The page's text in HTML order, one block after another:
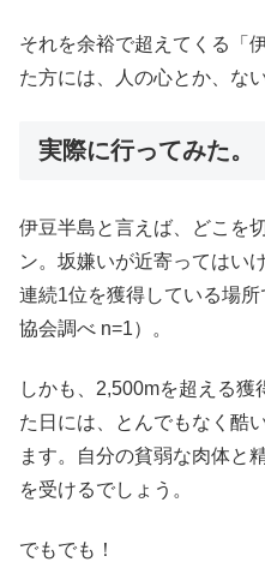
それを余裕で超えてくる「
た方には、人の心とか、な
実際に行ってみた。
伊豆半島と言えば、どこを
ン。坂嫌いが近寄ってはい
連続1位を獲得している場
協会調べ n=1）。
しかも、2,500mを超える
た日には、とんでもなく酷
ます。自分の貧弱な肉体と
を受けるでしょう。
でもでも！